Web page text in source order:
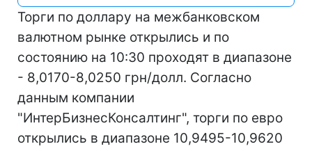
Торги по доллару на межбанковском
валютном рынке открылись и по
состоянию на 10:30 проходят в диапазоне
- 8,0170-8,0250 грн/долл. Согласно
данным компании
"ИнтерБизнесКонсалтинг", торги по евро
открылись в диапазоне 10,9495-10,9620